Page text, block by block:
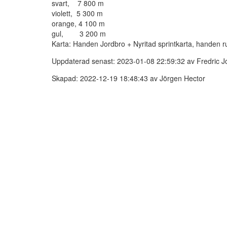
svart, 7 800 m
violett, 5 300 m
orange, 4 100 m
gul, 3 200 m
Karta: Handen Jordbro + Nyritad sprintkarta, handen
Uppdaterad senast: 2023-01-08 22:59:32 av Fredric
Skapad: 2022-12-19 18:48:43 av Jörgen Hector